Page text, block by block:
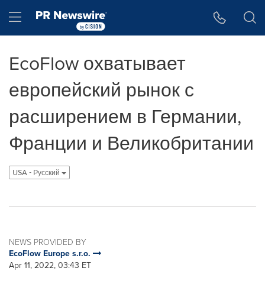
Hamburger menu
EcoFlow охватывает
европейский рынок с
расширением в Германии,
Франции и Великобритании
USA - Pусский
NEWS PROVIDED BY
EcoFlow Europe s.r.o.
Apr 11, 2022, 03:43 ET